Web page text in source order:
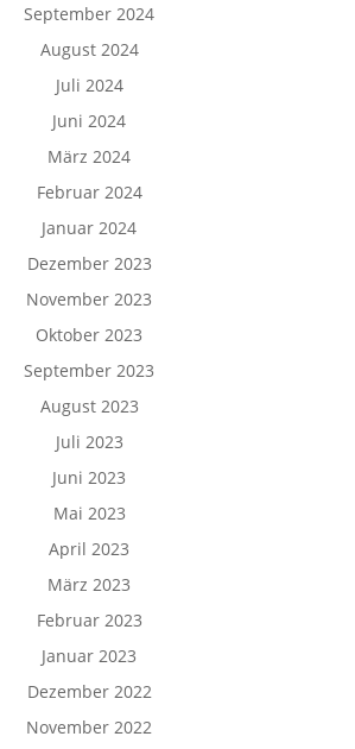
September 2024
August 2024
Juli 2024
Juni 2024
März 2024
Februar 2024
Januar 2024
Dezember 2023
November 2023
Oktober 2023
September 2023
August 2023
Juli 2023
Juni 2023
Mai 2023
April 2023
März 2023
Februar 2023
Januar 2023
Dezember 2022
November 2022